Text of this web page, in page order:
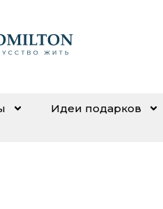
Идеи подарков